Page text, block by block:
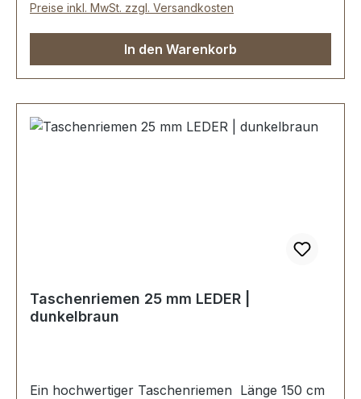
Preise inkl. MwSt. zzgl. Versandkosten
In den Warenkorb
Taschenriemen 25 mm LEDER |
dunkelbraun
Ein hochwertiger Taschenriemen Länge 150 cm